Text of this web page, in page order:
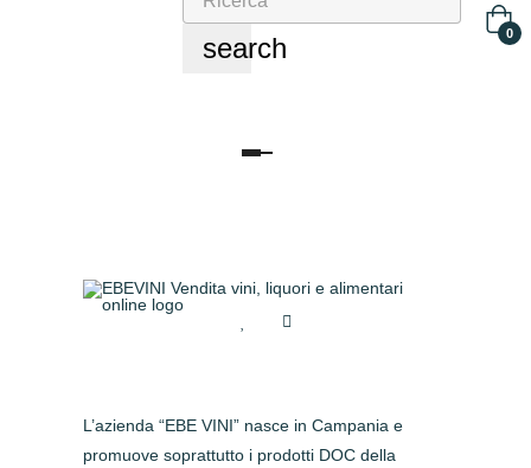
search 0
navigazione
L’azienda “EBE VINI” nasce in Campania e
promuove soprattutto i prodotti DOC della